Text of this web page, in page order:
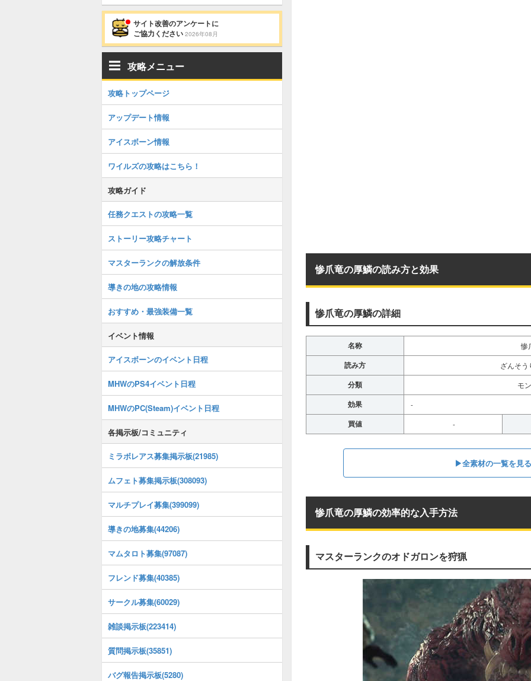
惨爪竜の厚鱗の読み方と効果
惨爪竜の厚鱗の詳細
名称 惨
読み方 ざんそ
分類 モ
効果 -
買値 -
▶全素材の一覧を見る
惨爪竜の厚鱗の効率的な入手方法
マスターランクのオドガロンを狩猟
サイト改善のアンケートに
ご協力ください 2026年08月
攻略メニュー
攻略トップページ
アップデート情報
アイスボーン情報
ワイルズの攻略はこちら！
攻略ガイド
任務クエストの攻略一覧
ストーリー攻略チャート
マスターランクの解放条件
導きの地の攻略情報
おすすめ・最強装備一覧
イベント情報
アイスボーンのイベント日程
MHWのPS4イベント日程
MHWのPC(Steam)イベント日程
各掲示板/コミュニティ
ミラボレアス募集掲示板(21985)
ムフェト募集掲示板(308093)
マルチプレイ募集(399099)
導きの地募集(44206)
マムタロト募集(97087)
フレンド募集(40385)
サークル募集(60029)
雑談掲示板(223414)
質問掲示板(35851)
バグ報告掲示板(5280)